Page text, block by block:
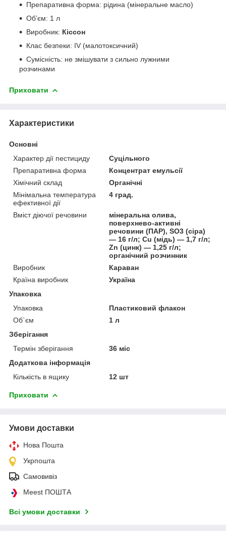
Препаративна форма: рідина (мінеральне масло)
Об’єм: 1 л
Виробник: Кіссон
Клас безпеки: IV (малотоксичний)
Сумісність: не змішувати з сильно лужними
розчинами
Приховати
Характеристики
Основні
Характер дії пестициду
Суцільного
Препаративна форма
Концентрат емульсії
Хімічний склад
Органічні
Мінімальна температура
ефективної дії
4 град.
Вміст діючої речовини
мінеральна олива,
поверхнево-активні
речовини (ПАР), SO3 (сіра)
— 16 г/л; Cu (мідь) — 1,7 г/л;
Zn (цинк) — 1,25 г/л;
органічний розчинник
Виробник
Караван
Країна виробник
Україна
Упаковка
Упаковка
Пластиковий флакон
Об`єм
1 л
Зберігання
Термін зберігання
36 міс
Додаткова інформація
Кількість в ящику
12 шт
Приховати
Умови доставки
Нова Пошта
Укрпошта
Самовивіз
Meest ПОШТА
Всі умови доставки